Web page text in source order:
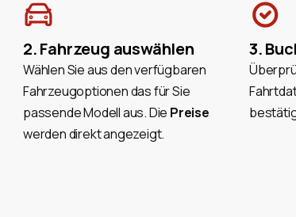
2. Fahrzeug auswählen
Wählen Sie aus den verfügbaren
Fahrzeugoptionen das für Sie
passende Modell aus. Die Preise
werden direkt angezeigt.
3.